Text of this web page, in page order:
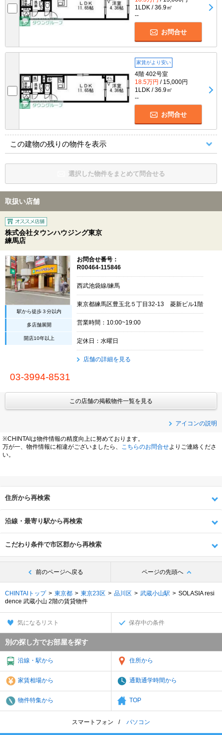
1LDK / 36.9㎡
--
お問合せ
家賃がより安い
4階 402号室
18.5万円 / 15,000円
1LDK / 36.9㎡
--
お問合せ
この建物の残りの物件を表示
選択した物件をまとめて問合せる
取扱い店舗
株式会社タウンハウジング東京
練馬店
駅から徒歩３分以内
多店舗展開
開店10年以上
お問合せ番号：
R00464-115846
西武池袋線/練馬
東京都練馬区豊玉北５丁目32-13 菱新ビル1階
営業時間：10:00~19:00
定休日：水曜日
店舗の詳細を見る
03-3994-8531
この店舗の掲載物件一覧を見る
アイコンの説明
※CHINTAIは物件情報の精度向上に努めております。
万が一、物件情報に相違がございましたら、
こちらのお問合せよりご連絡くださ
い。
住所から再検索
沿線・最寄り駅から再検索
こだわり条件で市区郡から再検索
前のページへ戻る ページの先頭へ
CHINTAIトップ 東京都 東京23区 品川区 武蔵小山駅
SOLASIA resi
dence 武蔵小山 2階の賃貸物件
気になるリスト 保存中の条件
別の探し方でお部屋を探す
沿線・駅から 住所から
家賃相場から 通勤通学時間から
物件特集から TOP
スマートフォン パソコン